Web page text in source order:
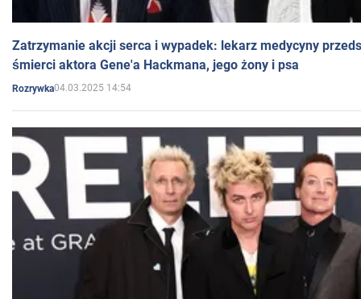
Zatrzymanie akcji serca i wypadek: lekarz medycyny
śmierci aktora Gene'a Hackmana, jego żony i psa
Rozrywka04.03.2025 14:54